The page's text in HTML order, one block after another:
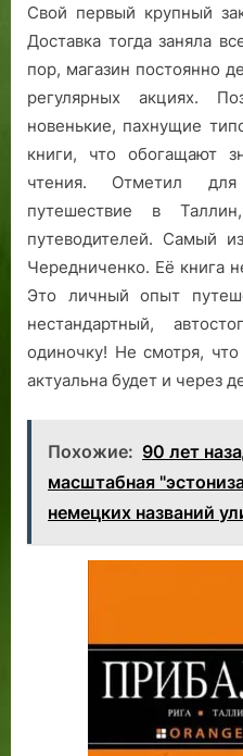
Свой первый крупный
Доставка тогда заняла
пор, магазин постоянно
регулярных акциях.
новенькие, пахнущие
книги, что обогащают
чтения. Отметил
путешествие в
путеводителей. Самый
Чередниченко. Её книга
Это личный опыт
нестандартный,
одиночку! Не смотря,
актуальна будет и через
Похожие: 90 лет
масштабная
немецких названий